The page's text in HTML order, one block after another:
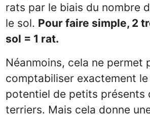
rats par le biais du nombre
le sol. Pour faire simple, 2
sol = 1 rat.
Néanmoins, cela ne permet
comptabiliser exactement
potentiel de petits présents
terriers. Mais cela donne